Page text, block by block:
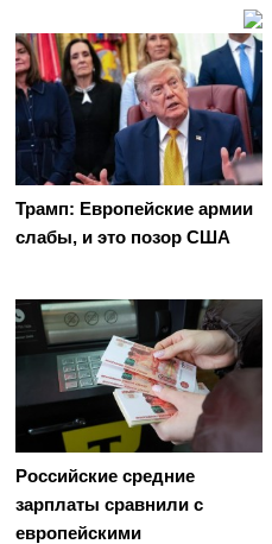
Трамп: Европейские армии
слабы, и это позор США
Российские средние
зарплаты сравнили с
европейскими